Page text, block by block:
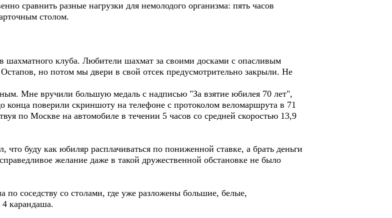
сравнить разные нагрузки для немолодого организма: пять часов
столом.
шахматного клуба. Любители шахмат за своими досками с опасливым
но потом мы двери в свой отсек предусмотрительно закрыли. Не
Мне вручили большую медаль с надписью "За взятие юбилея 70 лет",
конца поверили скриншоту на телефоне с протоколом веломаршрута в 71
по Москве на автомобиле в течении 5 часов со средней скоростью 13,9
буду как юбиляр расплачиваться по пониженной ставке, а брать деньги
желание даже в такой дружественной обстановке не было
по соседству со столами, где уже разложены большие, белые,
карандаша.